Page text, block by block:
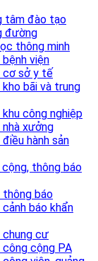
tâm đào tạo
đường
thông minh
viện
cơ sở y tế
bãi và trung
công nghiệp
xưởng
hành sản
thông báo
thông báo
báo khẩn
chung cư
cộng PA